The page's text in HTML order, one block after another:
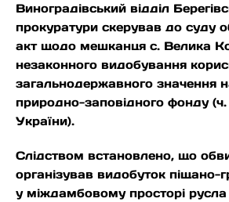
Виноградівський відділ
прокуратури скерував до суду
акт щодо мешканця с. Велика
незаконного видобування
загальнодержавного значення
природно-заповідного фонду
України).
Слідством встановлено, що
організував видобуток піщано-
у міждамбовому просторі